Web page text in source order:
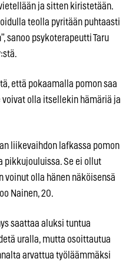
ja sitten kiristetään.
teolla pyritään puhtaasti
sanoo psykoterapeutti Taru
että pokaamalla pomon saa
olla itsellekin hämäriä ja
liikevaihdon lafkassa pomon
pikkujouluissa. Se ei ollut
voinut olla hänen näköisensä
Nainen, 20.
saattaa aluksi tuntua
uralla, mutta osoittautua
arvattua työläämmäksi